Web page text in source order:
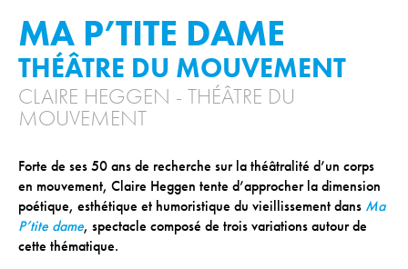
ACTIONS CULTURELLES
Les actions de la saison
Pratique du théâtre, mime et geste
CINÉMA
Programmation
MA P’TITE DAME
THÉÂTRE DU MOUVEMENT
CLAIRE HEGGEN - THÉÂTRE DU
MOUVEMENT
Forte de ses 50 ans de recherche sur la théâtralité d’un corps
en mouvement, Claire Heggen tente d’approcher la dimension
poétique, esthétique et humoristique du vieillissement dans Ma
P’tite dame, spectacle composé de trois variations autour de
cette thématique.